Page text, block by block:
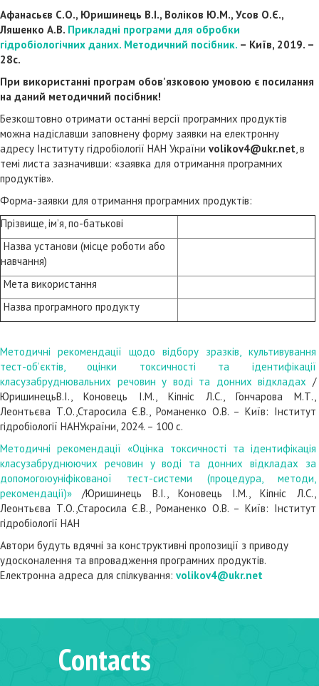
Афанасьєв С.О., Юришинець В.І., Воліков Ю.М., Усов О.Є.,
Ляшенко А.В. Прикладні програми для обробки
гідробіологічних даних. Методичний посібник. – Київ, 2019. –
28с.
При використанні програм обов'язковою умовою є посилання
на даний методичний посібник!
Безкоштовно отримати останні версії програмних продуктів
можна надіславши заповнену форму заявки на електронну
адресу Інституту гідробіології НАН України volikov4@ukr.net, в
темі листа зазначивши: «заявка для отримання програмних
продуктів».
Форма-заявки для отримання програмних продуктів:
Прізвище, ім’я, по-батькові
Назва установи (місце роботи або
навчання)
Мета використання
Назва програмного продукту
Методичні рекомендації щодо відбору зразків, культивування
тест-об’єктів, оцінки токсичності та ідентифікації
класузабруднювальних речовин у воді та донних відкладах /
ЮришинецьВ.І., Коновець І.М., Кіпніс Л.С., Гончарова М.Т.,
Леонтьєва Т.О.,Старосила Є.В., Романенко О.В. – Київ: Інститут
гідробіології НАНУкраїни, 2024. – 100 c.
Методичні рекомендації «Оцінка токсичності та ідентифікація
класузабруднюючих речовин у воді та донних відкладах за
допомогоюуніфікованої тест-системи (процедура, методи,
рекомендації)»/Юришинець В.І., Коновець І.М., Кіпніс Л.С.,
Леонтьєва Т.О.,Старосила Є.В., Романенко О.В. – Київ: Інститут
гідробіології НАН
Автори будуть вдячні за конструктивні пропозиції з приводу
удосконалення та впровадження програмних продуктів.
Електронна адреса для спілкування: volikov4@ukr.net
Contacts